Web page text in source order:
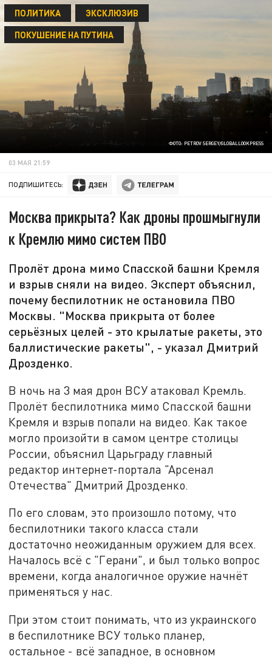
ФОТО: PETROV SERGEY/GLOBALLOOKPRESS
ПОЛИТИКА
ЭКСКЛЮЗИВ
ПОКУШЕНИЕ НА ПУТИНА
03 МАЯ 21:59
ПОДПИШИТЕСЬ:
Москва прикрыта? Как дроны прошмыгнули
к Кремлю мимо систем ПВО
Пролёт дрона мимо Спасской башни Кремля
и взрыв сняли на видео. Эксперт объяснил,
почему беспилотник не остановила ПВО
Москвы. "Москва прикрыта от более
серьёзных целей - это крылатые ракеты, это
баллистические ракеты", - указал Дмитрий
Дрозденко.
В ночь на 3 мая дрон ВСУ атаковал Кремль.
Пролёт беспилотника мимо Спасской башни
Кремля и взрыв попали на видео. Как такое
могло произойти в самом центре столицы
России, объяснил Царьграду главный
редактор интернет-портала "Арсенал
Отечества" Дмитрий Дрозденко.
По его словам, это произошло потому, что
беспилотники такого класса стали
достаточно неожиданным оружием для всех.
Началось всё с "Герани", и был только вопрос
времени, когда аналогичное оружие начнёт
применяться у нас.
При этом стоит понимать, что из украинского
в беспилотнике ВСУ только планер,
остальное - всё западное, в основном